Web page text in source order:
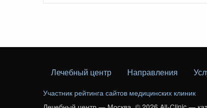
Лечебный центр Направления
Участник рейтинга сайтов медицинских клиник